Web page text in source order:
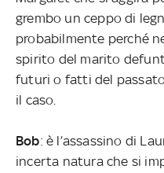
grembo un ceppo di
probabilmente perché
spirito del marito
futuri o fatti del
il caso.
Bob: è l’assassino di
incerta natura che si